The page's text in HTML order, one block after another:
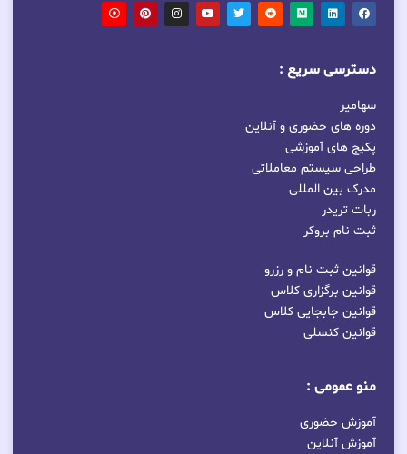
دسترسی سریع :
سهامیر
دوره های حضوری و آنلاین
پکیج های آموزشی
طراحی سیستم معاملاتی
مدرک بین المللی
ربات تریدر
ثبت نام بروکر
قوانین ثبت نام و رزرو
قوانین برگزاری کلاس
قوانین جابجایی کلاس
قوانین کنسلی
منو عمومی :
آموزش حضوری
آموزش آنلاین